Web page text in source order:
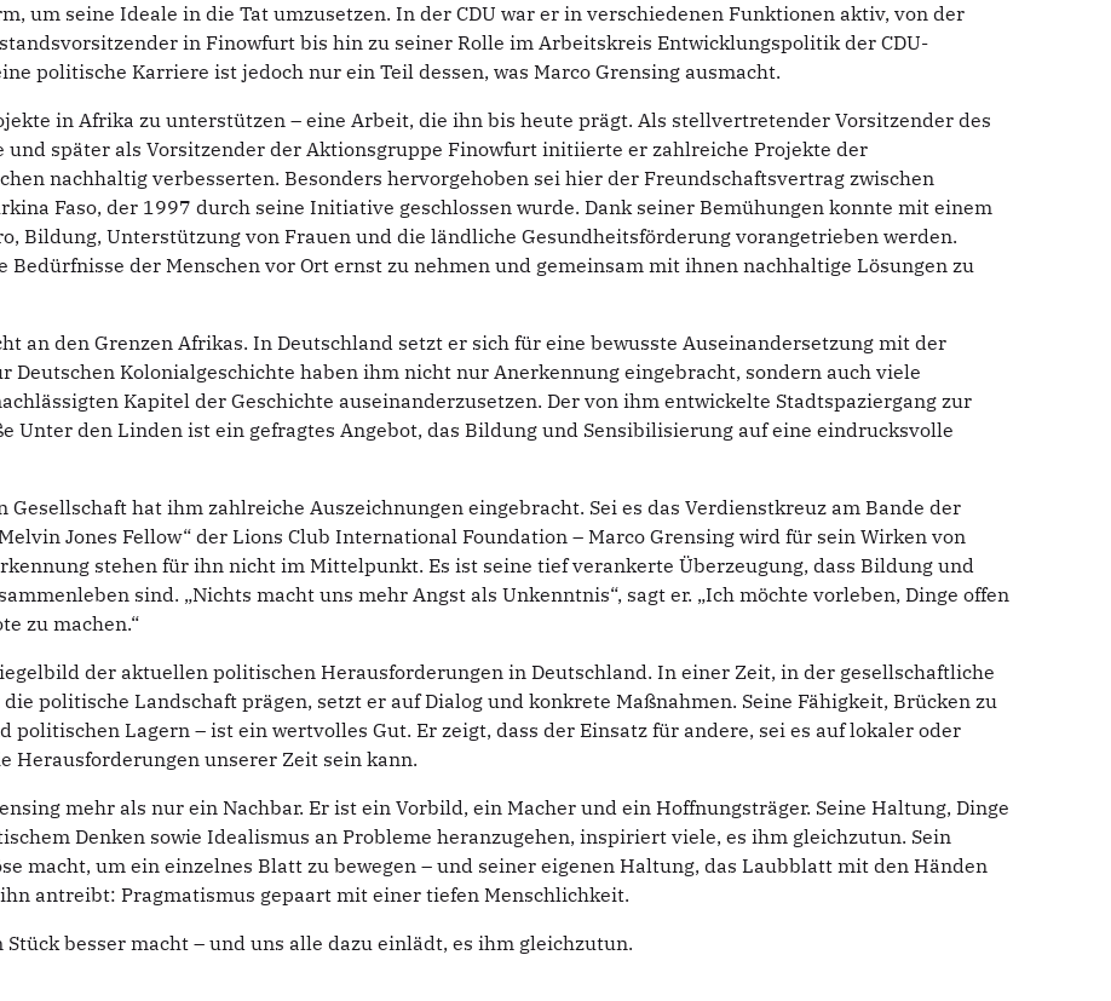
um seine Ideale in die Tat umzusetzen. In der CDU war er in verschiedenen Funktionen aktiv, von der
in Finowfurt bis hin zu seiner Rolle im Arbeitskreis Entwicklungspolitik der CDU-
politische Karriere ist jedoch nur ein Teil dessen, was Marco Grensing ausmacht.
in Afrika zu unterstützen – eine Arbeit, die ihn bis heute prägt. Als stellvertretender Vorsitzender des
und später als Vorsitzender der Aktionsgruppe Finowfurt initiierte er zahlreiche Projekte der
nachhaltig verbesserten. Besonders hervorgehoben sei hier der Freundschaftsvertrag zwischen
Faso, der 1997 durch seine Initiative geschlossen wurde. Dank seiner Bemühungen konnte mit einem
Bildung, Unterstützung von Frauen und die ländliche Gesundheitsförderung vorangetrieben werden.
der Menschen vor Ort ernst zu nehmen und gemeinsam mit ihnen nachhaltige Lösungen zu
an den Grenzen Afrikas. In Deutschland setzt er sich für eine bewusste Auseinandersetzung mit der
Deutschen Kolonialgeschichte haben ihm nicht nur Anerkennung eingebracht, sondern auch viele
Kapitel der Geschichte auseinanderzusetzen. Der von ihm entwickelte Stadtspaziergang zur
Unter den Linden ist ein gefragtes Angebot, das Bildung und Sensibilisierung auf eine eindrucksvolle
hat ihm zahlreiche Auszeichnungen eingebracht. Sei es das Verdienstkreuz am Bande der
Jones Fellow“ der Lions Club International Foundation – Marco Grensing wird für sein Wirken von
stehen für ihn nicht im Mittelpunkt. Es ist seine tief verankerte Überzeugung, dass Bildung und
sind. „Nichts macht uns mehr Angst als Unkenntnis“, sagt er. „Ich möchte vorleben, Dinge offen
zu machen.“
der aktuellen politischen Herausforderungen in Deutschland. In einer Zeit, in der gesellschaftliche
politische Landschaft prägen, setzt er auf Dialog und konkrete Maßnahmen. Seine Fähigkeit, Brücken zu
politischen Lagern – ist ein wertvolles Gut. Er zeigt, dass der Einsatz für andere, sei es auf lokaler oder
Herausforderungen unserer Zeit sein kann.
mehr als nur ein Nachbar. Er ist ein Vorbild, ein Macher und ein Hoffnungsträger. Seine Haltung, Dinge
Denken sowie Idealismus an Probleme heranzugehen, inspiriert viele, es ihm gleichzutun. Sein
macht, um ein einzelnes Blatt zu bewegen – und seiner eigenen Haltung, das Laubblatt mit den Händen
antreibt: Pragmatismus gepaart mit einer tiefen Menschlichkeit.
besser macht – und uns alle dazu einlädt, es ihm gleichzutun.